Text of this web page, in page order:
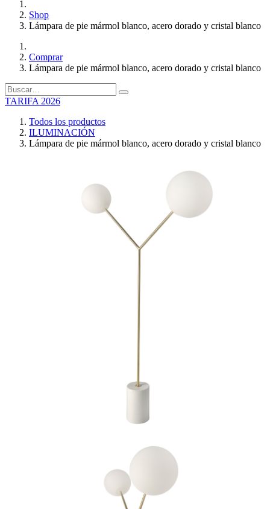
Shop
Lámpara de pie mármol blanco, acero dorado y cristal blanco
Comprar
Lámpara de pie mármol blanco, acero dorado y cristal blanco
TARIFA 2026
Todos los productos
ILUMINACIÓN
Lámpara de pie mármol blanco, acero dorado y cristal blanco